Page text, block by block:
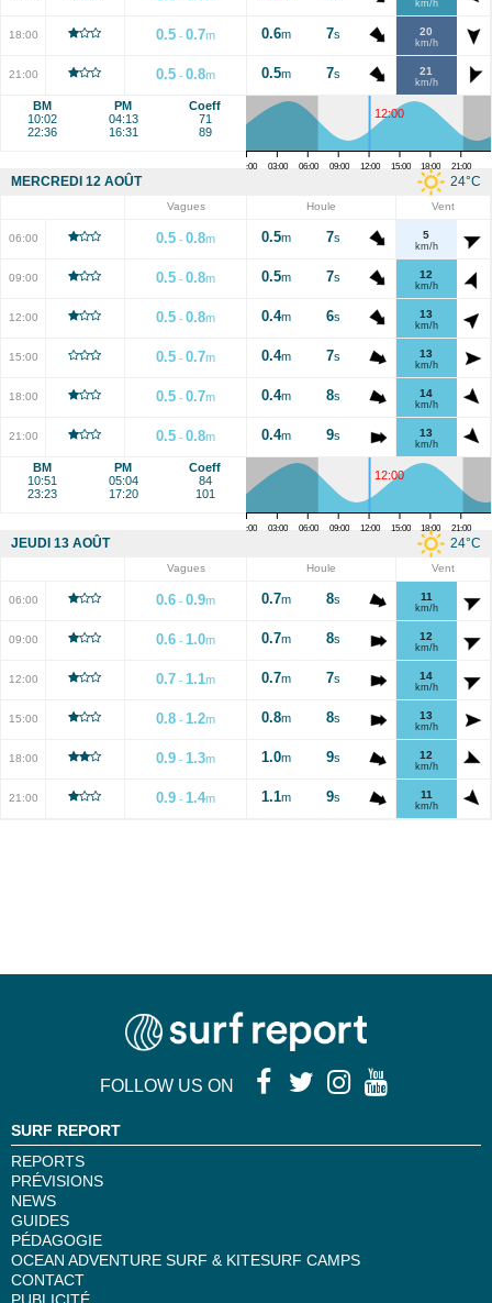
km/h
18:00 0.5 -0.7m 0.6m 7s 20
km/h
21:00 0.5 -0.8m 0.5m 7s 21
km/h
BM
10:02
22:36
PM
04:13
16:31
Coeff
71
89
12:00
00:00 03:00 06:00 09:00 12:00 15:00 18:00 21:00
24°C
MERCREDI 12 AOÛT
Vagues Houle Vent
06:00 0.5 -0.8m 0.5m 7s 5
km/h
09:00 0.5 -0.8m 0.5m 7s 12
km/h
12:00 0.5 -0.8m 0.4m 6s 13
km/h
15:00 0.5 -0.7m 0.4m 7s 13
km/h
18:00 0.5 -0.7m 0.4m 8s 14
km/h
21:00 0.5 -0.8m 0.4m 9s 13
km/h
BM
10:51
23:23
PM
05:04
17:20
Coeff
84
101
12:00
00:00 03:00 06:00 09:00 12:00 15:00 18:00 21:00
24°C
JEUDI 13 AOÛT
Vagues Houle Vent
06:00 0.6 -0.9m 0.7m 8s 11
km/h
09:00 0.6 - 1.0m 0.7m 8s 12
km/h
12:00 0.7 - 1.1m 0.7m 7s 14
km/h
15:00 0.8 - 1.2m 0.8m 8s 13
km/h
18:00 0.9 - 1.3m 1.0m 9s 12
km/h
21:00 0.9 - 1.4m 1.1m 9s 11
km/h
FOLLOW US ON
SURF REPORT
REPORTS
PRÉVISIONS
NEWS
GUIDES
PÉDAGOGIE
OCEAN ADVENTURE SURF & KITESURF CAMPS
CONTACT